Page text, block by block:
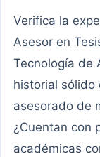
Verifica la
Asesor en
Tecnología de
historial sólido
asesorado de
¿Cuentan con
académicas